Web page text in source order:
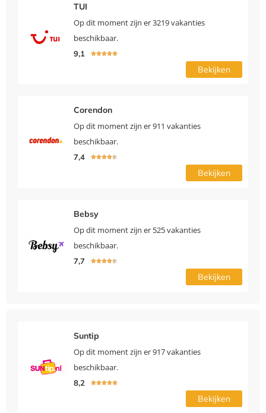
TUI
Op dit moment zijn er 3219 vakanties
beschikbaar.
9,1 
Bekijken
Corendon
Op dit moment zijn er 911 vakanties
beschikbaar.
7,4 
Bekijken
Bebsy
Op dit moment zijn er 525 vakanties
beschikbaar.
7,7 
Bekijken
Suntip
Op dit moment zijn er 917 vakanties
beschikbaar.
8,2 
Bekijken